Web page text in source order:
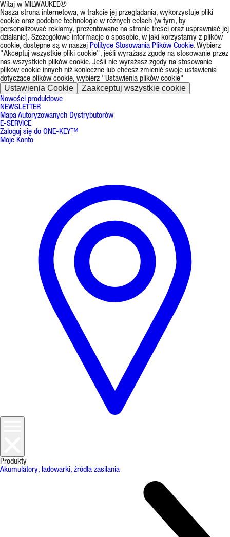
Witaj w MILWAUKEE®
Nasza strona internetowa, w trakcie jej przeglądania, wykorzystuje pliki
cookie oraz podobne technologie w różnych celach (w tym, by
personalizować reklamy, prezentowane na stronie treści oraz usprawniać jej
działanie). Szczegółowe informacje o sposobie, w jaki korzystamy z plików
cookie, dostępne są w naszej Polityce Stosowania Plików Cookie. Wybierz
"Akceptuj wszystkie pliki cookie", jeśli wyrażasz zgodę na stosowanie przez
nas wszystkich plików cookie. Jeśli nie wyrażasz zgody na stosowanie
plików cookie innych niż konieczne lub chcesz zmienić swoje ustawienia
dotyczące plików cookie, wybierz "Ustawienia plików cookie"
Ustawienia Cookie Zaakceptuj wszystkie cookie
Nowości produktowe
NEWSLETTER
Mapa Autoryzowanych Dystrybutorów
E-SERVICE
Zaloguj się do ONE-KEY™
Moje Konto
Produkty
Akumulatory, ładowarki, źródła zasilania